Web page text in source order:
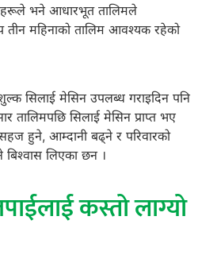
भने आधारभूत तालिमले
तीन महिनाको तालिम आवश्यक रहेको
सिलाई मेसिन उपलब्ध गराइदिन पनि
तालिमपछि सिलाई मेसिन प्राप्त भए
हुने, आम्दानी बढ्ने र परिवारको
बिश्वास लिएका छन ।
कस्तो लाग्यो